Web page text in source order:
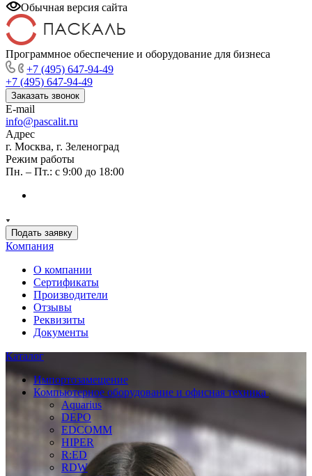
Обычная версия сайта
Программное обеспечение и оборудование для бизнеса
+7 (495) 647-94-49
+7 (495) 647-94-49
Заказать звонок
E-mail
info@pascalit.ru
Адрес
г. Москва, г. Зеленоград
Режим работы
Пн. – Пт.: с 9:00 до 18:00
Подать заявку
Компания
О компании
Сертификаты
Производители
Отзывы
Реквизиты
Документы
Каталог
Импортозамещение
Компьютерное оборудование и офисная техника
Aquarius
DEPO
EDCOMM
HIPER
R:ED
RDW